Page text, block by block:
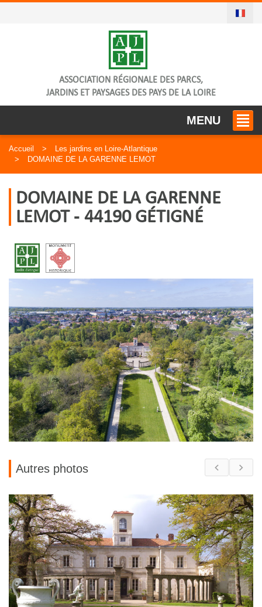
ASSOCIATION RÉGIONALE DES PARCS,
JARDINS ET PAYSAGES DES PAYS DE LA LOIRE
MENU
Accueil
Les jardins en Loire-Atlantique
DOMAINE DE LA GARENNE LEMOT
DOMAINE DE LA GARENNE
LEMOT - 44190 GÉTIGNÉ
Autres photos